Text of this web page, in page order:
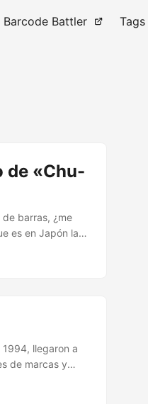
Barcode Battler Tags
de «Chu-
barras, ¿me
es en Japón la
mala traducción,
llegaron a
de marcas y
a la